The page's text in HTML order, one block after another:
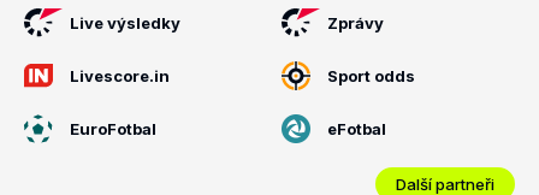
Live výsledky Zprávy
Livescore.in Sport odds
EuroFotbal eFotbal
Další partneři